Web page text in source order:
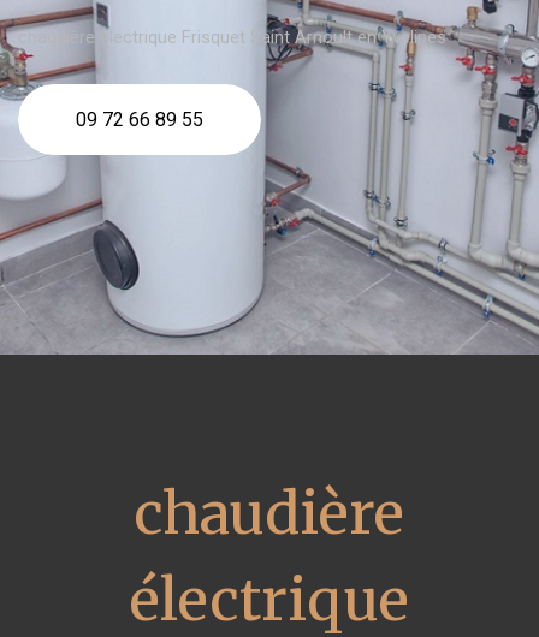
chaudière électrique Frisquet Saint Arnoult en Yvelines
09 72 66 89 55
chaudière
électrique